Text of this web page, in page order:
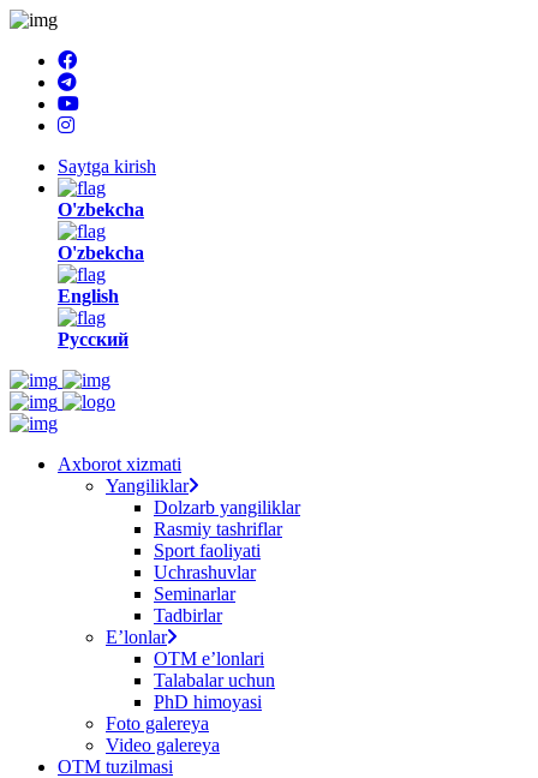
Saytga kirish
O'zbekcha
O'zbekcha
English
Русский
Axborot xizmati
Yangiliklar
Dolzarb yangiliklar
Rasmiy tashriflar
Sport faoliyati
Uchrashuvlar
Seminarlar
Tadbirlar
Eʼlonlar
OTM eʼlonlari
Talabalar uchun
PhD himoyasi
Foto galereya
Video galereya
OTM tuzilmasi